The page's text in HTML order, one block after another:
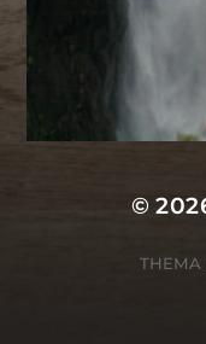
©
THEMA